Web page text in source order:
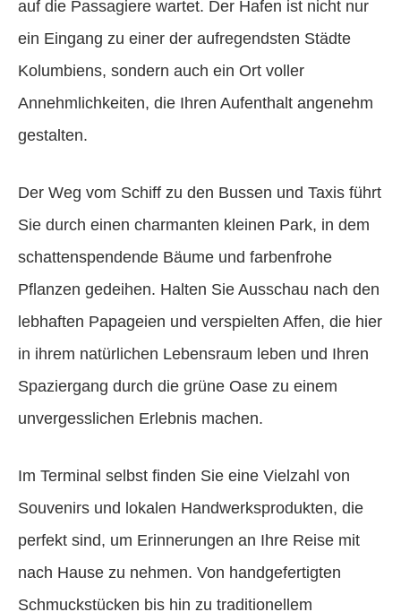
auf die Passagiere wartet. Der Hafen ist nicht nur
ein Eingang zu einer der aufregendsten Städte
Kolumbiens, sondern auch ein Ort voller
Annehmlichkeiten, die Ihren Aufenthalt angenehm
gestalten.
Der Weg vom Schiff zu den Bussen und Taxis führt
Sie durch einen charmanten kleinen Park, in dem
schattenspendende Bäume und farbenfrohe
Pflanzen gedeihen. Halten Sie Ausschau nach den
lebhaften Papageien und verspielten Affen, die hier
in ihrem natürlichen Lebensraum leben und Ihren
Spaziergang durch die grüne Oase zu einem
unvergesslichen Erlebnis machen.
Im Terminal selbst finden Sie eine Vielzahl von
Souvenirs und lokalen Handwerksprodukten, die
perfekt sind, um Erinnerungen an Ihre Reise mit
nach Hause zu nehmen. Von handgefertigten
Schmuckstücken bis hin zu traditionellem